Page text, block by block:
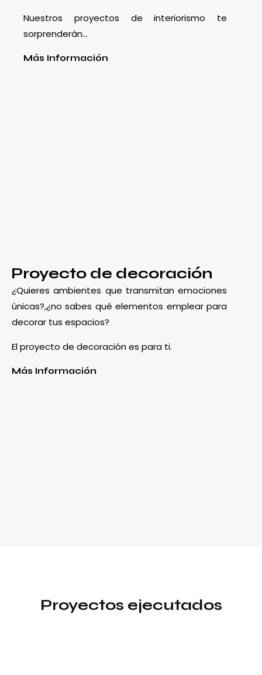
Nuestros proyectos de interiorismo te
sorprenderán…
Más Información
Proyecto de decoración
¿Quieres ambientes que transmitan emociones
únicas?,¿no sabes qué elementos emplear para
decorar tus espacios?
El proyecto de decoración es para ti.
Más Información
Proyectos ejecutados